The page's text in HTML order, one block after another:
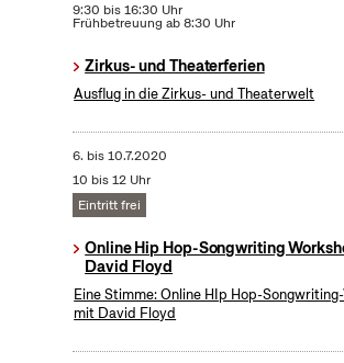
9:30 bis 16:30 Uhr
Frühbetreuung ab 8:30 Uhr
Zirkus- und Theaterferien
Ausflug in die Zirkus- und Theaterwelt
6. bis10.7.2020
10 bis 12 Uhr
Eintritt frei
Online Hip Hop-Songwriting
David Floyd
Eine Stimme: Online HIp Hop-
mit David Floyd